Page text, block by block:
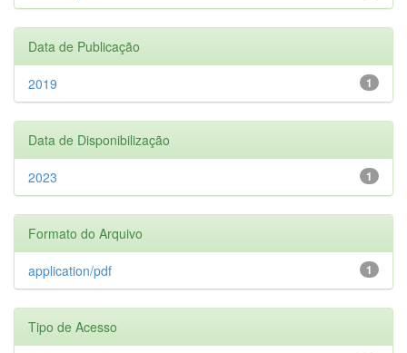
Data de Publicação
1
2019
Data de Disponibilização
1
2023
Formato do Arquivo
1
application/pdf
Tipo de Acesso